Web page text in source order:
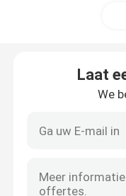
De hydraulische
Laat
We